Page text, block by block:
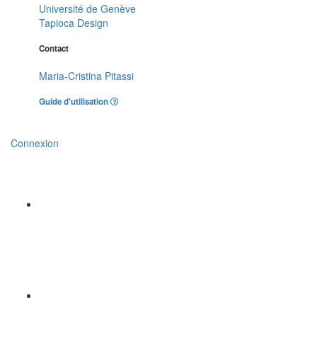
Université de Genève
Tapioca Design
Contact
Maria-Cristina Pitassi
Guide d'utilisation
Connexion